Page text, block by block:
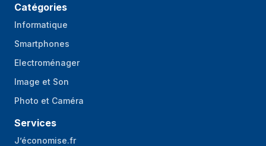
Catégories
Informatique
Smartphones
Electroménager
Image et Son
Photo et Caméra
Services
J’économise.fr